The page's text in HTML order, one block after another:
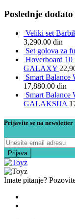
Poslednje dodato
Veliki set
3,290.00 din
Set golova za
Hoverboard 10
GALAXY
Smart
17,880.00 din
Smart
GALAKSIJA
Prijavite se na newsletter
Imate pitanje?